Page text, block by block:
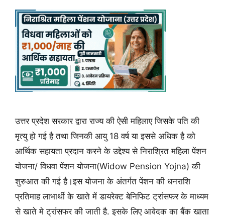
उत्तर प्रदेश सरकार द्वारा राज्य की ऐसी महिलाए जिसके पति की
मृत्यु हो गई है तथा जिनकी आयु 18 वर्ष या इससे अधिक है को
आर्थिक सहायता प्रदान करने के उद्देश्य से निराश्रित महिला पेंशन
योजना/ विधवा पेंशन योजना(Widow Pension Yojna) की
शुरुआत की गई है।इस योजना के अंतर्गत पेंशन की धनराशि
प्रतिमाह लाभार्थी के खाते में डायरेक्ट बेनिफिट ट्रांसफर के माध्यम
से खाते मे ट्रांसफर की जाती है. इसके लिए आवेदक का बैंक खाता